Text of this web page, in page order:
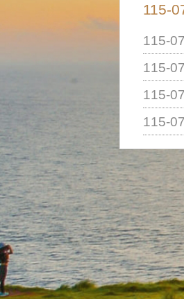
115-
115-
115-
115-
115-